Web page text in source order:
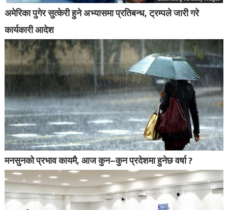
अमेरिका पुगेर सुत्केरी हुने अभ्यासमा प्रतिबन्ध, ट्रम्पले जारी गरे
कार्यकारी आदेश
मनसुनको प्रभाव कायमै, आज कुन–कुन प्रदेशमा हुनेछ वर्षा ?